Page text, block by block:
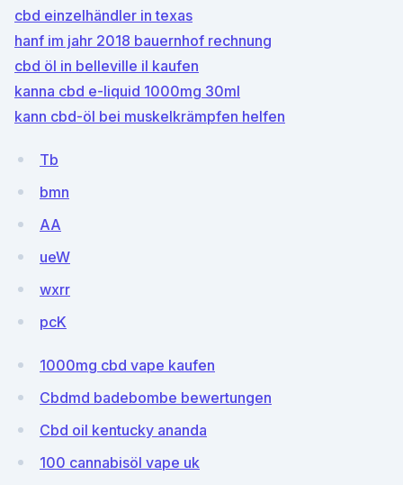
cbd einzelhändler in texas
hanf im jahr 2018 bauernhof rechnung
cbd öl in belleville il kaufen
kanna cbd e-liquid 1000mg 30ml
kann cbd-öl bei muskelkrämpfen helfen
Tb
bmn
AA
ueW
wxrr
pcK
1000mg cbd vape kaufen
Cbdmd badebombe bewertungen
Cbd oil kentucky ananda
100 cannabisöl vape uk